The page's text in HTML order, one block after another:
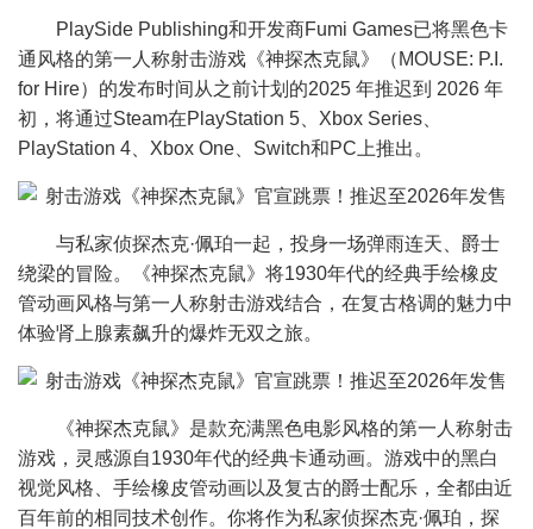
PlaySide Publishing和开发商Fumi Games已将黑色卡
通风格的第一人称射击游戏《神探杰克鼠》（MOUSE: P.I.
for Hire）​​​​​​​的发布时间从之前计划的2025 年推迟到 2026 年
初，将通过Steam在PlayStation 5、Xbox Series、
PlayStation 4、Xbox One、Switch和PC上推出。
与私家侦探杰克·佩珀一起，投身一场弹雨连天、爵士
绕梁的冒险。《神探杰克鼠》将1930年代的经典手绘橡皮
管动画风格与第一人称射击游戏结合，在复古格调的魅力中
体验肾上腺素飙升的爆炸无双之旅。
《神探杰克鼠》是款充满黑色电影风格的第一人称射击
游戏，灵感源自1930年代的经典卡通动画。游戏中的黑白
视觉风格、手绘橡皮管动画以及复古的爵士配乐，全都由近
百年前的相同技术创作。你将作为私家侦探杰克·佩珀，探